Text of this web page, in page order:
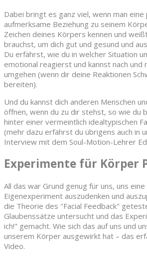
Dabei bringt es ganz viel, wenn man eine
aufmerksame Beziehung zu seinem
Zeichen deines Körpers kennen und
brauchst, um dich gut und gesund und
Du erfährst, wie du in welcher Situation
emotional reagierst und kannst nach und
umgehen (wenn dir deine Reaktionen
bereiten).
Und du kannst dich anderen Menschen
öffnen, wenn du zu dir stehst, so wie du
hinter einer vermeintlich idealtypischen
(mehr dazu erfährst du übrigens auch in
Interview mit dem Soul-Motion-Lehrer
Experimente für Körper
All das war Grund genug für uns, uns eine
Eigenexperiment auszudenken und
die Theorie des "Facial Feedback"
Glaubenssätze untersucht und das
ich!" gemacht. Wie sich das auf uns und
unserem Körper ausgewirkt hat – das
Video.